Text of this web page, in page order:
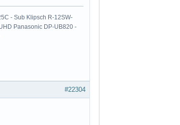
- Sub Klipsch R-12SW-
Panasonic DP-UB820 -
#22304